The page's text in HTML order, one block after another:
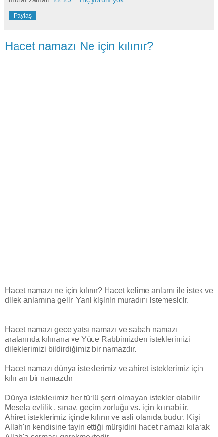
Paylaş
Hacet namazı Ne için kılınır?
Hacet namazı ne için kılınır? Hacet kelime anlamı ile istek ve
dilek anlamına gelir. Yani kişinin muradını istemesidir.
Hacet namazı gece yatsı namazı ve sabah namazı
aralarında kılınana ve Yüce Rabbimizden isteklerimizi
dileklerimizi bildirdiğimiz bir namazdır.
Hacet namazı dünya isteklerimiz ve ahiret isteklerimiz için
kılınan bir namazdır.
Dünya isteklerimiz her türlü şerri olmayan istekler olabilir.
Mesela evlilik , sınav, geçim zorluğu vs. için kılınabilir.
Ahiret isteklerimiz içinde kılınır ve asli olanıda budur. Kişi
Allah'ın kendisine tayin ettiği mürşidini hacet namazı kılarak